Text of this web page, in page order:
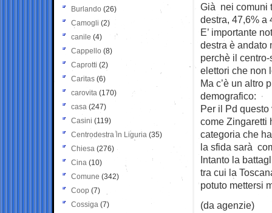
Già nei comuni
destra, 47,6% a
E’ importante
destra è andato
perchè il
elettori che non
Ma c’è un altro
demografico:
Per il Pd
come Zingaretti
categoria che
la sfida sarà
Intanto la
tra cui la
potuto mettersi
(da agenzie)
Burlando (26)
Camogli (2)
canile (4)
Cappello (8)
Caprotti (2)
Caritas (6)
carovita (170)
casa (247)
Casini (119)
Centrodestra in Liguria (35)
Chiesa (276)
Cina (10)
Comune (342)
Coop (7)
Cossiga (7)